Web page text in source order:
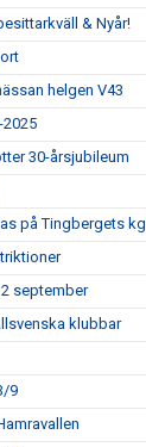
& Nyår!
helgen V43
2025
30-årsjubileum
på Tingbergets kg
september
klubbar
9